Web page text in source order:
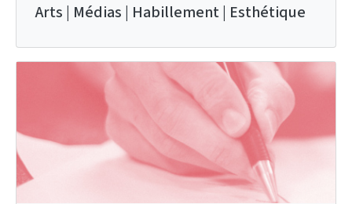
Arts | Médias | Habillement | Esthétique